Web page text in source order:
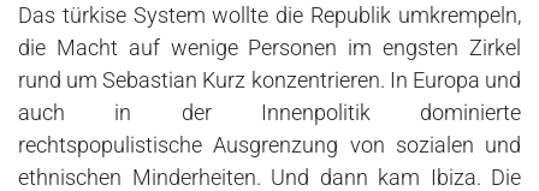
Das türkise System wollte die Republik umkrempeln,
die Macht auf wenige Personen im engsten Zirkel
rund um Sebastian Kurz konzentrieren. In Europa und
auch in der Innenpolitik dominierte
rechtspopulistische Ausgrenzung von sozialen und
ethnischen Minderheiten. Und dann kam Ibiza. Die